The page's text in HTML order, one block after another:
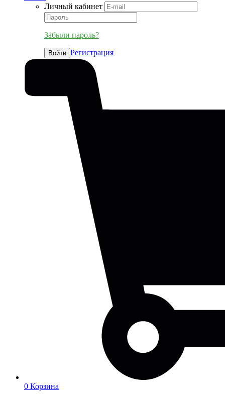
Личный кабинет
Забыли пароль?
Войти Регистрация
0 Корзина